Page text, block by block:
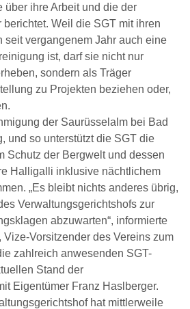
über ihre Arbeit und die der
Weil die SGT mit ihren
seit vergangenem Jahr auch eine
ist, darf sie nicht nur
sondern als Träger
zu Projekten beziehen oder,
der Saurüsselalm bei Bad
und so unterstützt die SGT die
Schutz der Bergwelt und dessen
Halligalli inklusive nächtlichem
„Es bleibt nichts anderes übrig,
Verwaltungsgerichtshofs zur
abzuwarten“, informierte
Vize-Vorsitzender des Vereins zum
zahlreich anwesenden SGT-
Stand der
Eigentümer Franz Haslberger.
hat mittlerweile